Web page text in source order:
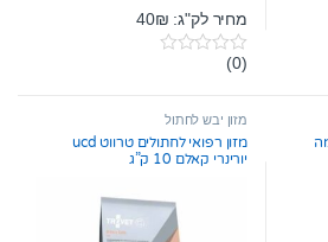
מחיר לק"ג: 40₪
0
t
f
5
(0)
מזון יבש לחתול
מזון רפואי לחתולים טרווט ucd
יורינרי קאלם 10 ק”ג